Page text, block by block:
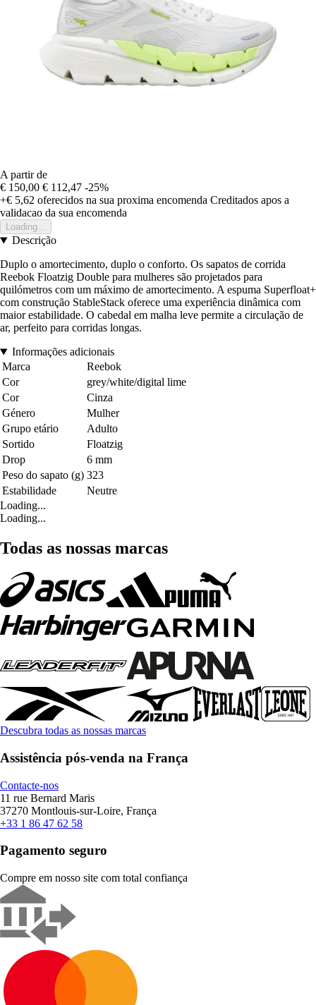
A partir de
€ 150,00 € 112,47 -25%
+€ 5,62 oferecidos na sua proxima encomenda Creditados apos a
validacao da sua encomenda
Loading...
Descrição
Duplo o amortecimento, duplo o conforto. Os sapatos de corrida
Reebok Floatzig Double para mulheres são projetados para
quilómetros com um máximo de amortecimento. A espuma Superfloat+
com construção StableStack oferece uma experiência dinâmica com
maior estabilidade. O cabedal em malha leve permite a circulação de
ar, perfeito para corridas longas.
Informações adicionais
Marca
Reebok
Cor
grey/white/digital lime
Cor
Cinza
Género
Mulher
Grupo etário
Adulto
Sortido
Floatzig
Drop
6 mm
Peso do sapato (g) 323
Estabilidade
Neutre
Loading...
Loading...
Todas as nossas marcas
Descubra todas as nossas marcas
Assistência pós-venda na França
Contacte-nos
11 rue Bernard Maris
37270 Montlouis-sur-Loire, França
+33 1 86 47 62 58
Pagamento seguro
Compre em nosso site com total confiança